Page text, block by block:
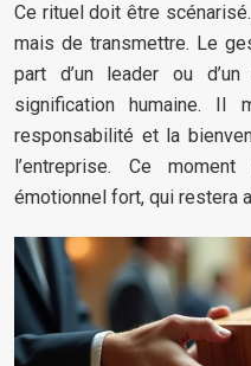
Ce rituel doit être
mais de transmettre. Le
part d’un leader ou d’un
signification humaine. Il
responsabilité et la
l’entreprise. Ce
émotionnel fort, qui restera